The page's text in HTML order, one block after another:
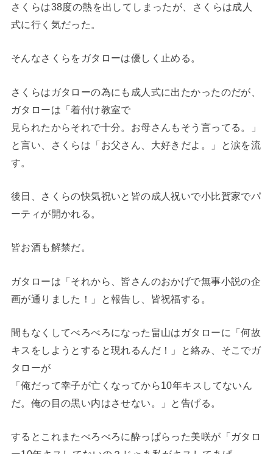
さくらは38度の熱を出してしまったが、さくらは成人
式に行く気だった。
そんなさくらをガタローは優しく止める。
さくらはガタローの為にも成人式に出たかったのだが、
ガタローは「着付け教室で
見られたからそれで十分。お母さんもそう言ってる。」
と言い、さくらは「お父さん、大好きだよ。」と涙を流
す。
後日、さくらの快気祝いと皆の成人祝いで小比賀家でパ
ーティが開かれる。
皆お酒も解禁だ。
ガタローは「それから、皆さんのおかげで無事小説の企
画が通りました！」と報告し、皆祝福する。
間もなくしてべろべろになった畠山はガタローに「何故
キスをしようとすると現れるんだ！」と絡み、そこでガ
タローが
「俺だって幸子が亡くなってから10年キスしてないん
だ。俺の目の黒い内はさせない。」と告げる。
するとこれまたべろべろに酔っぱらった美咲が「ガタロ